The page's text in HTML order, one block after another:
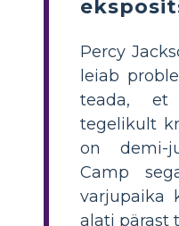
Percy
leiab
teada,
tegelikult
on demi-
Camp
varjupaika
alati pärast